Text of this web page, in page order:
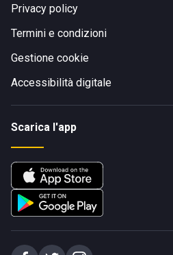
Privacy policy
Termini e condizioni
Gestione cookie
Accessibilità digitale
Scarica l'app